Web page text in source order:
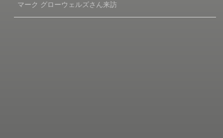
マーク グローウェルズさん来訪